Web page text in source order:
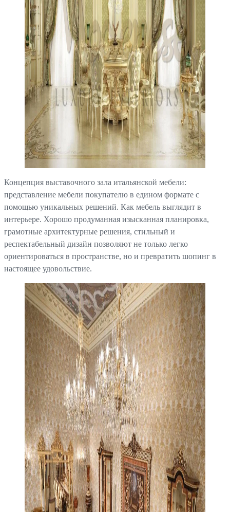
Концепция выставочного зала итальянской мебели:
представление мебели покупателю в едином формате с
помощью уникальных решений. Как мебель выглядит в
интерьере. Хорошо продуманная изысканная планировка,
грамотные архитектурные решения, стильный и
респектабельный дизайн позволяют не только легко
ориентироваться в пространстве, но и превратить шопинг в
настоящее удовольствие.